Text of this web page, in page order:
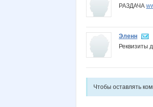
РАЗДАЧА
Эленн
Реквизиты
Чтобы оставлять